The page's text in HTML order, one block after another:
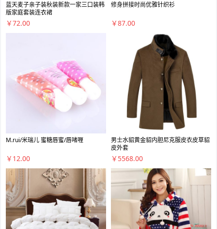
蓝天麦子亲子装秋装新款一家三口装韩
版家庭套装连衣裙
￥72.00
修身拼接时尚优雅针织衫
￥87.00
M.rui/米瑞儿 蜜糖唇蜜/唇啫喱
￥12.00
男士水貂黄金貂内胆尼克服皮衣皮草貂
皮外套
￥5568.00